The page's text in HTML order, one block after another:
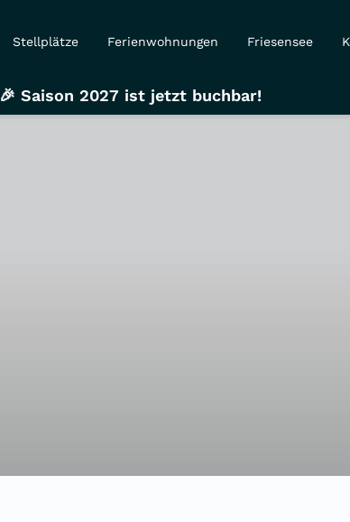
Stellplätze Ferienwohnungen Friesensee
🎉 Saison 2027 ist jetzt buchbar!